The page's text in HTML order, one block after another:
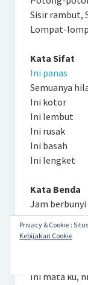
Sisir rambut,
Lompat-
Kata Sifat
Ini panas
Semuanya
Ini kotor
Ini lembut
Ini rusak
Ini basah
Ini lengket
Kata Benda
Jam
Hai bayi
Aku mama,
Ini mata ku,
Privacy & Cookie :
Kebijakan Cookie